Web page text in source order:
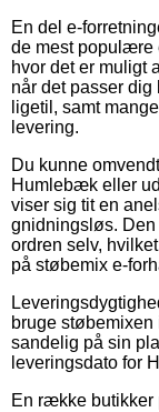
En del e-
de mest populære
hvor det er muligt
når det passer
ligetil, samt
levering.
Du kunne
Humlebæk eller
viser sig tit en
gnidningsløs.
ordren selv,
på støbemix e-
bruge støbemixen
sandelig på sin
leveringsdato for
En række butikker